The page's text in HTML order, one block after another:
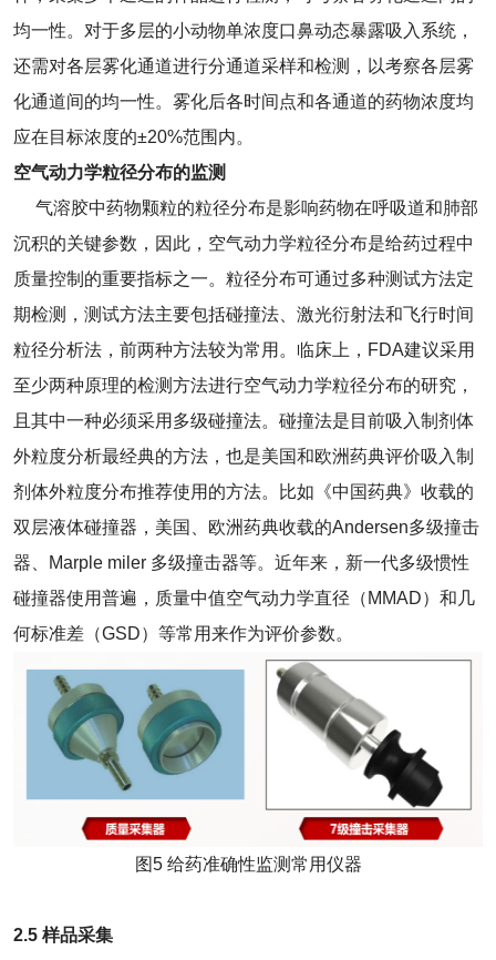
均一性。对于多层的小动物单浓度口鼻动态暴露吸入系统，
还需对各层雾化通道进行分通道采样和检测，以考察各层雾
化通道间的均一性。雾化后各时间点和各通道的药物浓度均
应在目标浓度的±20%范围内。
空气动力学粒径分布的监测
气溶胶中药物颗粒的粒径分布是影响药物在呼吸道和肺部
沉积的关键参数，因此，空气动力学粒径分布是给药过程中
质量控制的重要指标之一。粒径分布可通过多种测试方法定
期检测，测试方法主要包括碰撞法、激光衍射法和飞行时间
粒径分析法，前两种方法较为常用。临床上，FDA建议采用
至少两种原理的检测方法进行空气动力学粒径分布的研究，
且其中一种必须采用多级碰撞法。碰撞法是目前吸入制剂体
外粒度分析最经典的方法，也是美国和欧洲药典评价吸入制
剂体外粒度分布推荐使用的方法。比如《中国药典》收载的
双层液体碰撞器，美国、欧洲药典收载的Andersen多级撞击
器、Marple miler 多级撞击器等。近年来，新一代多级惯性
碰撞器使用普遍，质量中值空气动力学直径（MMAD）和几
何标准差（GSD）等常用来作为评价参数。
图5 给药准确性监测常用仪器
2.5 样品采集